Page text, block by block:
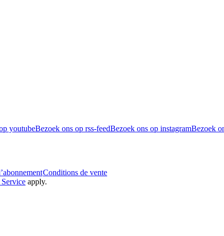
youtubeBezoek ons op rss-feedBezoek ons op instagramBezoek
Conditions de vente
apply.